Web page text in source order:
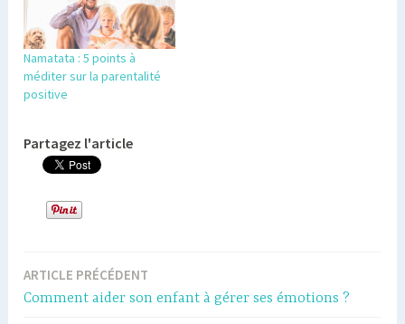
Namatata : 5 points à
méditer sur la parentalité
positive
Partagez l'article
Navigation
ARTICLE PRÉCÉDENT
Comment aider son enfant à gérer ses émotions ?